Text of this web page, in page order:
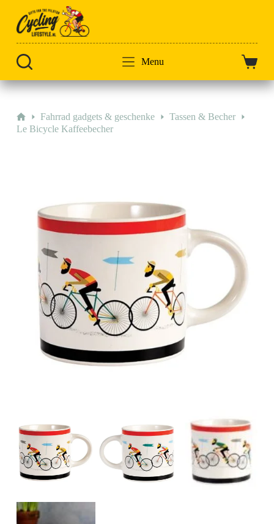
Inhalt
springen
Menu
StartFahrrad gadgets & geschenke
Tassen & Becher
Le Bicycle Kaffeebecher